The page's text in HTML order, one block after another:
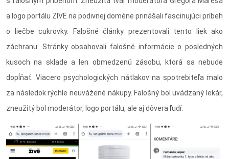
a logo portálu ZIVE na podivnej doméne prinášali fascinujúci príbeh
o liečbe cukrovky. Falošné články prezentovali tento liek ako
záchranu. Stránky obsahovali falošné informácie o posledných
kusoch na sklade a len obmedzenú zásobu, ktorá sa nebude
dopĺňať. Viacero psychologických nátlakov na spotrebiteľa malo
za následok rýchle neuvážené nákupy. Falošný bol uvádzaný lekár,
zneužitý bol moderátor, logo portálu, ale aj dôvera ľudí.